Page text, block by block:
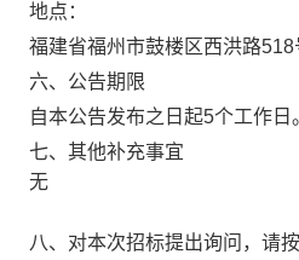
地点：
福建省福州市鼓楼区西洪路
六、公告期限
自本公告发布之日起5个工作日
七、其他补充事宜
无
八、对本次招标提出询问，请